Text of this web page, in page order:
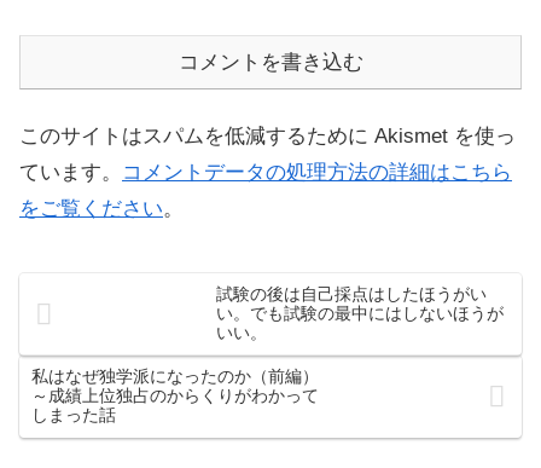
コメントを書き込む
このサイトはスパムを低減するために Akismet を使っ
ています。
コメントデータの処理方法の詳細はこちら
をご覧ください。
試験の後は自己採点はしたほうがい
い。でも試験の最中にはしないほうが
いい。
私はなぜ独学派になったのか（前編）
～成績上位独占のからくりがわかって
しまった話